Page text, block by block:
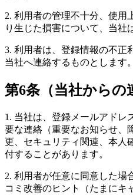
2. 利用者の管理不十分、使用
り生じた損害について、当社
3. 利用者は、登録情報の不正
当社へ連絡するものとします。
第6条（当社からの
1. 当社は、登録メールアドレ
要な連絡（重要なお知らせ、
更、セキュリティ関連、本人
付することがあります。
2. 利用者が任意に同意した場
コミ改善のヒント（たまにキ